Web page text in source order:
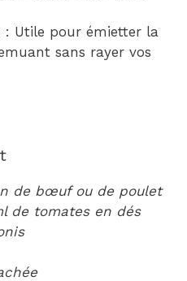
: Utile pour émietter la
sans rayer vos
de bœuf ou de poulet
de tomates en dés